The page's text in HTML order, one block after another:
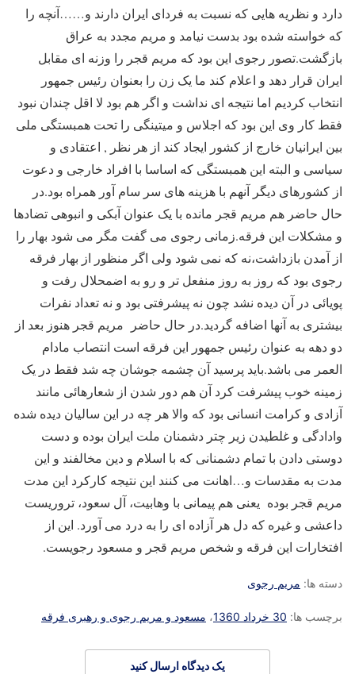
دارد و نظریه هایی که نسبت به فردای ایران دارند و……آنچه را
که خواسته شده بود بدست نیامد و مریم مجدد به عراق
بازگشت.تصور رجوی این بود که مریم قجر را وزنه ای مقابل
ایران قرار دهد و اعلام کند ما یک زن را بعنوان رئیس جمهور
انتخاب کردیم اما نتیجه ای نداشت و اگر هم بود لا اقل چندان نبود
فقط کار وی این بود که اجلاس و میتینگی را تحت همبستگی ملی
بین ایرانیان خارج از کشور ایجاد کند از هر نظر , اعتقادی و
سیاسی و البته این همبستگی که اساسا با افراد خارجی و دعوت
از کشورهای دیگر آنهم با هزینه های سر سام آور همراه بود.در
حال حاضر هم مریم قجر مانده با یک عنوان آبکی و انبوهی تضادها
و مشکلات این فرقه.زمانی رجوی می گفت مگر می شود بهار را
از آمدن بازداشت،نه که نمی شود ولی اگر منظور از بهار فرقه
رجوی بود که روز به روز منفعل تر و رو به اضمحلال رفت و
پویائی در آن دیده نشد چون نه پیشرفتی بود و نه تعداد نفرات
بیشتری به آنها اضافه گردید.در حال حاضر مریم قجر هنوز بعد از
دو دهه به عنوان رئیس جمهور این فرقه است انتصاب مادام
العمر می باشد.باید پرسید آن چشمه جوشان چه شد فقط در یک
زمینه خوب پیشرفت کرد آن هم دور شدن از شعارهائی مانند
آزادی و کرامت انسانی بود که والا هر چه در این سالیان دیده شده
وادادگی و غلطیدن زیر چتر دشمنان ملت ایران بوده و دست
دوستی دادن با تمام دشمنانی که با اسلام و دین مخالفند و این
مدت به مقدسات و…اهانت می کنند این نتیجه کارکرد این مدت
مریم قجر بوده یعنی هم پیمانی با وهابیت، آل سعود، تروریست
داعشی و غیره که دل هر آزاده ای را به درد می آورد. این از
افتخارات این فرقه و شخص مریم قجر و مسعود رجویست.
دسته ها: مریم رجوی
برچسب ها: 30 خرداد 1360 ، مسعود و مریم رجوی و رهبری فرقه
یک دیدگاه ارسال کنید